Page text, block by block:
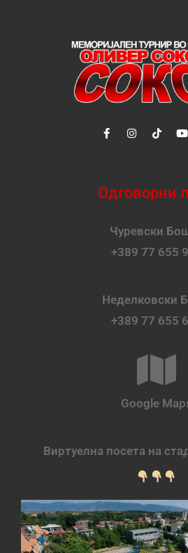
Одговорни
Чуревски
+389 77 655
Неделковски
+389 77 655
Google
Виртуелна посета на